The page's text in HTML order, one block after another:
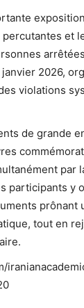
et
2026,
violations
de grande
par
participants y
prônant
tout en